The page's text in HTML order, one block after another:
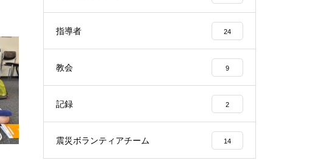
指導者 24
教会 9
記録 2
震災ボランティアチーム 14